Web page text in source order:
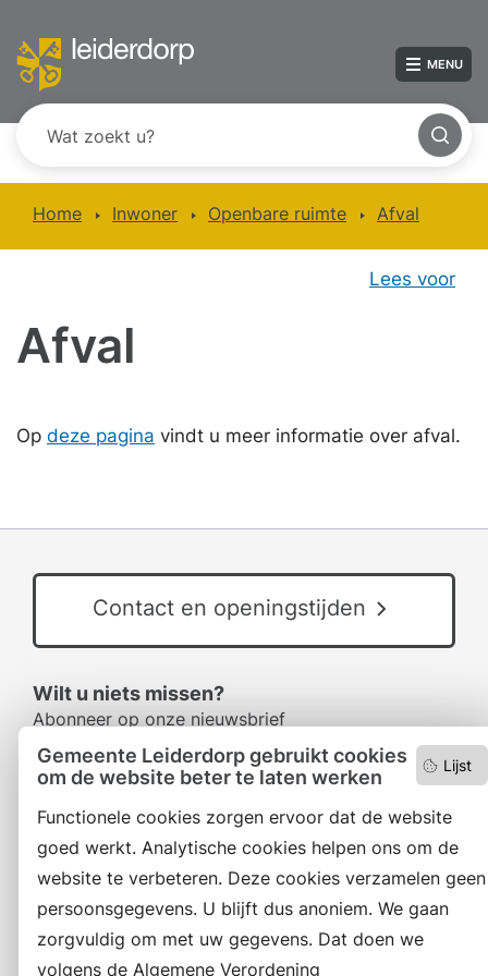
Lijst
Gemeente Leiderdorp gebruikt cookies
om de website beter te laten werken
Functionele cookies zorgen ervoor dat de website
goed werkt. Analytische cookies helpen ons om de
website te verbeteren. Deze cookies verzamelen geen
persoonsgegevens. U blijft dus anoniem. We gaan
zorgvuldig om met uw gegevens. Dat doen we
volgens de Algemene Verordening
MENU
Home Inwoner Openbare ruimte Afval
Lees voor
Afval
Op deze pagina vindt u meer informatie over afval.
Contact en openingstijden
Wilt u niets missen?
Abonneer op onze nieuwsbrief
en volg ons ook op social media.
Facebook
RSS
LinkedIn
Instagram